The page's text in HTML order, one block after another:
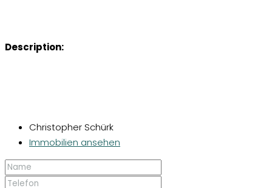
Description:
Christopher Schürk
Immobilien ansehen